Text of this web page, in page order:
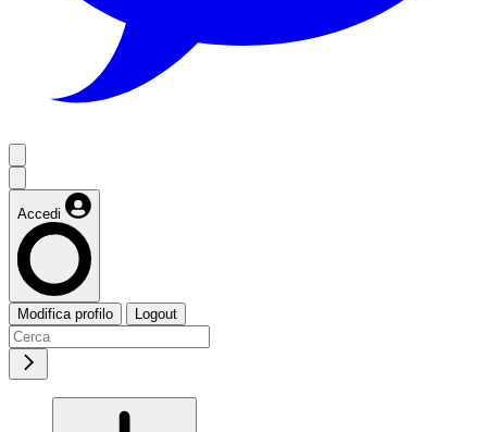
Accedi
Modifica profilo Logout